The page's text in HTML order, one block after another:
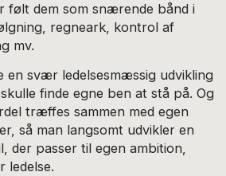
følt dem som snærende bånd i
regneark, kontrol af
mv.
svær ledelsesmæssig udvikling
finde egne ben at stå på. Og
træffes sammen med egen
så man langsomt udvikler en
der passer til egen ambition,
ledelse.